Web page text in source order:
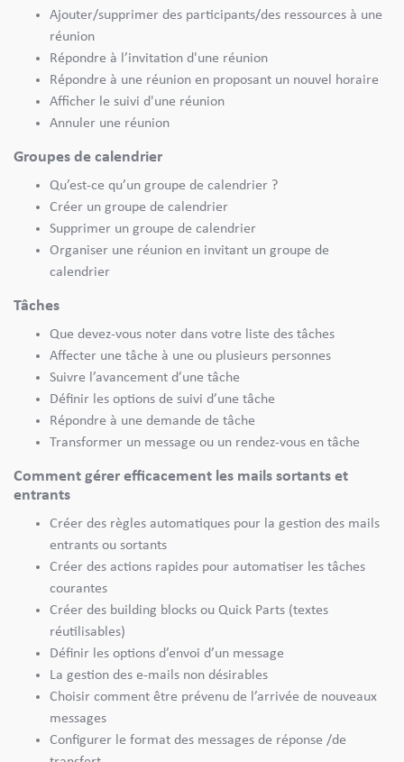
Ajouter/supprimer des participants/des ressources à une
réunion
Répondre à l’invitation d'une réunion
Répondre à une réunion en proposant un nouvel horaire
Afficher le suivi d'une réunion
Annuler une réunion
Groupes de calendrier
Qu’est-ce qu’un groupe de calendrier ?
Créer un groupe de calendrier
Supprimer un groupe de calendrier
Organiser une réunion en invitant un groupe de
calendrier
Tâches
Que devez-vous noter dans votre liste des tâches
Affecter une tâche à une ou plusieurs personnes
Suivre l’avancement d’une tâche
Définir les options de suivi d’une tâche
Répondre à une demande de tâche
Transformer un message ou un rendez-vous en tâche
Comment gérer efficacement les mails sortants et
entrants
Créer des règles automatiques pour la gestion des mails
entrants ou sortants
Créer des actions rapides pour automatiser les tâches
courantes
Créer des building blocks ou Quick Parts (textes
réutilisables)
Définir les options d’envoi d’un message
La gestion des e-mails non désirables
Choisir comment être prévenu de l’arrivée de nouveaux
messages
Configurer le format des messages de réponse /de